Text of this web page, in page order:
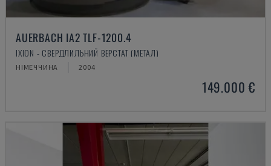
AUERBACH IA2 TLF-1200.4
IXION - СВЕРДЛИЛЬНИЙ ВЕРСТАТ (МЕТАЛ)
НІМЕЧЧИНА 2004
149.000 €